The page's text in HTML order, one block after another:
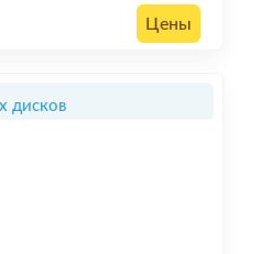
Цены
дисков